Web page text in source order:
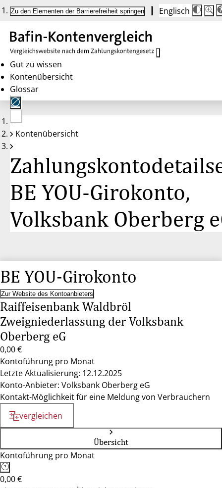
Zu den Elementen der Barrierefreiheit springen Englisch
Die
auf
100
100
Gut zu wissen
Kontenübersicht
Glossar
Keine
Konten
Kontenübersicht
BE YOU-Girokonto,
Volksbank Oberberg
BE YOU-Girokonto
Zur Website des Kontoanbieters
Raiffeisenbank Waldbröl
Zweigniederlassung der Volksbank
Oberberg eG
0,00 €
Kontoführung pro Monat
Letzte Aktualisierung: 12.12.2025
Konto-Anbieter: Volksbank Oberberg eG
Kontakt-Möglichkeit für eine Meldung von Verbrauchern
vergleichen
Übersicht
Kontoführung pro Monat
0,00 €